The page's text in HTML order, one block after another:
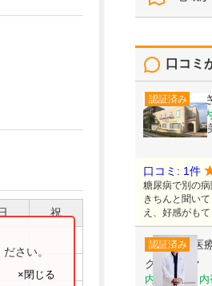
祝
さい。
×閉じる
口コミ
認証済み む
内科, 糖尿病
埼玉県吉川市
口コミ: 1件
糖尿病で別の
きちんと聞い
え、好感がもて
認証済み 医
クリニック
内科, 外科,